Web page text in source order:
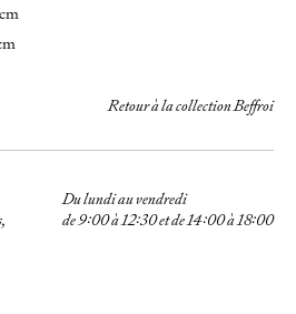
Retour à la collection Beffroi
Du lundi au vendredi
de 9:00 à 12:30 et de 14:00 à 18:00